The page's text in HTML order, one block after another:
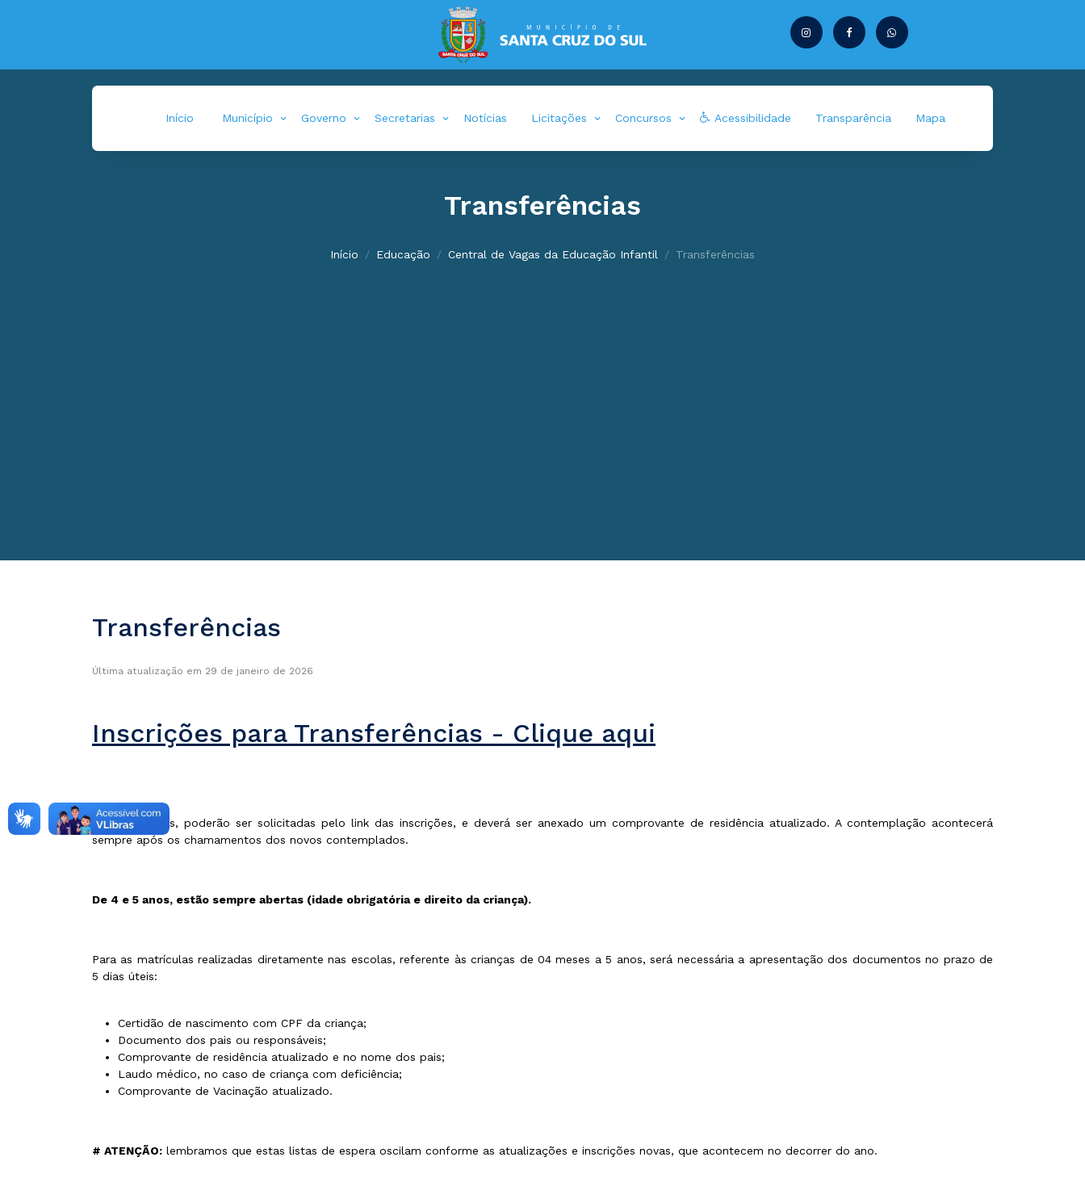
Início Município Governo Secretarias Notícias Licitações Concursos Acessibilidade Transparência Mapa
Transferências
Início Educação Central de Vagas da Educação Infantil Transferências
Transferências
Última atualização em 29 de janeiro de 2026
Inscrições para Transferências - Clique aqui
De 0 a 3 anos, poderão ser solicitadas pelo link das inscrições, e deverá ser anexado um comprovante de residência atualizado. A contemplação acontecerá
sempre após os chamamentos dos novos contemplados.
De 4 e 5 anos, estão sempre abertas (idade obrigatória e direito da criança).
Para as matrículas realizadas diretamente nas escolas, referente às crianças de 04 meses a 5 anos, será necessária a apresentação dos documentos no prazo de
5 dias úteis:
Certidão de nascimento com CPF da criança;
Documento dos pais ou responsáveis;
Comprovante de residência atualizado e no nome dos pais;
Laudo médico, no caso de criança com deficiência;
Comprovante de Vacinação atualizado.
# ATENÇÃO: lembramos que estas listas de espera oscilam conforme as atualizações e inscrições novas, que acontecem no decorrer do ano.